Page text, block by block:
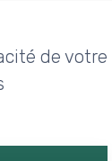
de votre